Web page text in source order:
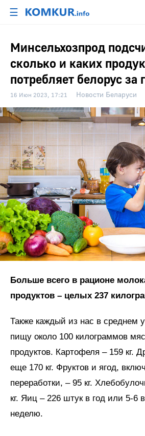
☰
Минсельхозпрод
сколько и каких
потребляет белорус за
16 Июн 2023, 17:21 Новости Беларуси
Больше всего в рационе
продуктов – целых 237
Также каждый из нас в среднем
пищу около 100 килограммов
продуктов. Картофеля – 159 кг.
еще 170 кг. Фруктов и ягод,
переработки, – 95 кг.
кг. Яиц – 226 штук в год или 5-6
неделю.